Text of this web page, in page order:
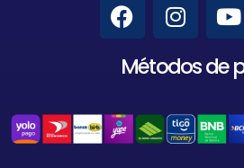
Métodos de